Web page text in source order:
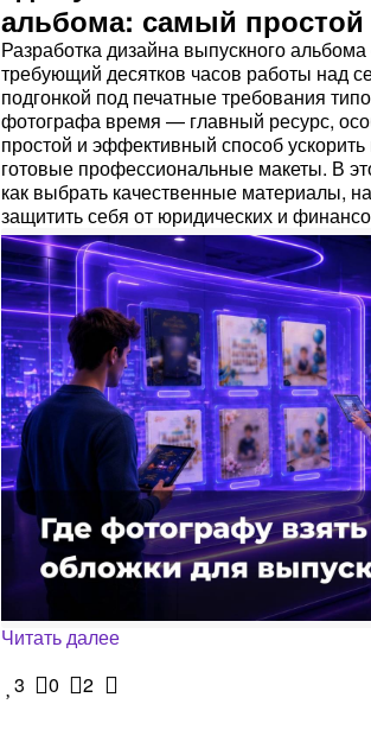
альбома: самый простой
Разработка дизайна выпускного
требующий десятков часов работы над
подгонкой под печатные требования
фотографа время — главный ресурс,
простой и эффективный способ ускорить
готовые профессиональные макеты. В
как выбрать качественные материалы,
защитить себя от юридических и
Читать далее
3
0 2